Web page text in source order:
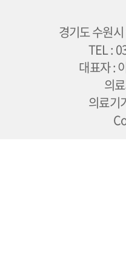
경기도 수원
TEL :
대표자 :
의
의료기